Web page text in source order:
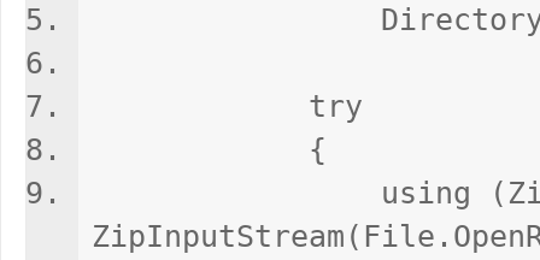
try
{
using